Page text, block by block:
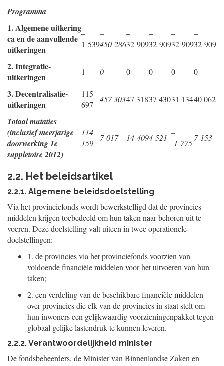
Programma
1. Algemene uitkering
ca en de aanvullende
uitkeringen
–
1 539
–
450 286
–
32 909
–
32 909
–
32 909
–
32 909
2. Integratie-
uitkeringen
1 0 0 0 0 0
3. Decentralisatie-
uitkeringen
115
697
457 30347 31837 43031 13440 062
Totaal mutaties
(inclusief meerjarige
doorwerking 1e
suppletoire 2012)
114
159
7 017 14 4094 521
–
1 775
7 153
2.2. Het beleidsartikel
2.2.1. Algemene beleidsdoelstelling
Via het provinciefonds wordt bewerkstelligd dat de provincies
middelen krijgen toebedeeld om hun taken naar behoren uit te
voeren. Deze doelstelling valt uiteen in twee operationele
doelstellingen:
1. de provincies via het provinciefonds voorzien van
voldoende financiële middelen voor het uitvoeren van hun
taken;
2. een verdeling van de beschikbare financiële middelen
over provincies die elk van de provincies in staat stelt om
hun inwoners een gelijkwaardig voorzieningenpakket tegen
globaal gelijke lastendruk te kunnen leveren.
2.2.2. Verantwoordelijkheid minister
De fondsbeheerders, de Minister van Binnenlandse Zaken en